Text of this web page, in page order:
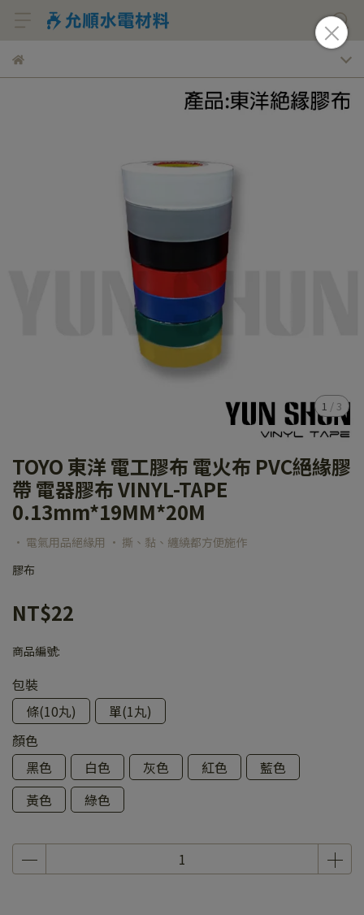
1 / 3
TOYO 東洋 電工膠布 電火布 PVC絕緣膠
帶 電器膠布 VINYL-TAPE
0.13mm*19MM*20M
• 電氣用品絕緣用 • 撕、黏、纏繞都方便施作
膠布
NT$22
商品編號:
包裝
條(10丸)
單(1丸)
顏色
黑色
白色 灰色 紅色
藍色
黃色
綠色